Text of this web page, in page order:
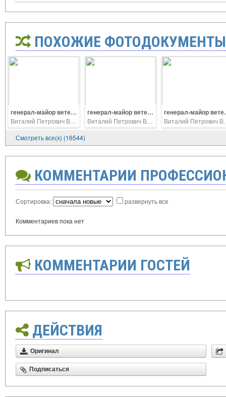
ПОХОЖИЕ ФОТОДОКУМЕНТЫ
генерал-майор ветеринарной службы Виталий Ветров. полковники Н.М. Печеркинн и С.В. Фральцев. генерал-майор ветеринарной службы Виталий Ветров. полковники Н.М. Печеркин и С.В. Фральцев генерал-
Смотреть все(х) (16544)
КОММЕНТАРИИ
Сортировка: развернуть все
Комментариев пока нет
КОММЕНТАРИИ ГОСТЕЙ
ДЕЙСТВИЯ
Оригинал
Подписаться